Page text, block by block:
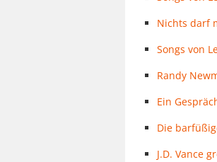
Nichts darf
Songs von
Randy
Ein
Die
J.D. Vance